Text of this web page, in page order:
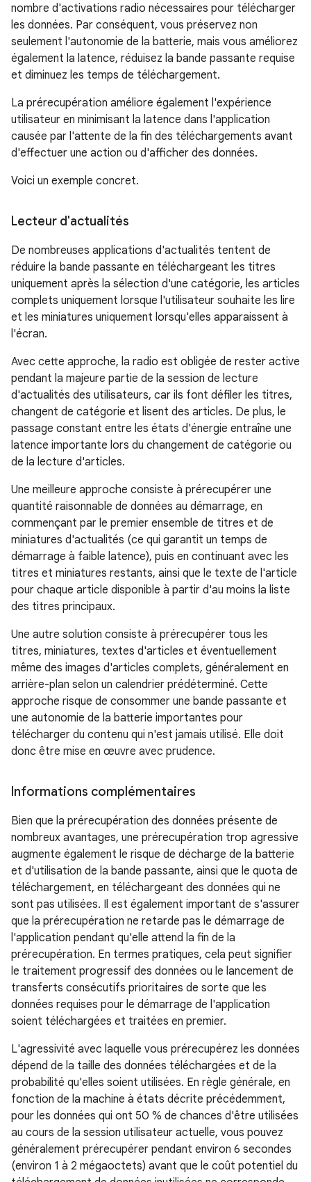
nombre d'activations radio nécessaires pour télécharger
les données. Par conséquent, vous préservez non
seulement l'autonomie de la batterie, mais vous améliorez
également la latence, réduisez la bande passante requise
et diminuez les temps de téléchargement.
La prérecupération améliore également l'expérience
utilisateur en minimisant la latence dans l'application
causée par l'attente de la fin des téléchargements avant
d'effectuer une action ou d'afficher des données.
Voici un exemple concret.
Lecteur d'actualités
De nombreuses applications d'actualités tentent de
réduire la bande passante en téléchargeant les titres
uniquement après la sélection d'une catégorie, les articles
complets uniquement lorsque l'utilisateur souhaite les lire
et les miniatures uniquement lorsqu'elles apparaissent à
l'écran.
Avec cette approche, la radio est obligée de rester active
pendant la majeure partie de la session de lecture
d'actualités des utilisateurs, car ils font défiler les titres,
changent de catégorie et lisent des articles. De plus, le
passage constant entre les états d'énergie entraîne une
latence importante lors du changement de catégorie ou
de la lecture d'articles.
Une meilleure approche consiste à prérecupérer une
quantité raisonnable de données au démarrage, en
commençant par le premier ensemble de titres et de
miniatures d'actualités (ce qui garantit un temps de
démarrage à faible latence), puis en continuant avec les
titres et miniatures restants, ainsi que le texte de l'article
pour chaque article disponible à partir d'au moins la liste
des titres principaux.
Une autre solution consiste à prérecupérer tous les
titres, miniatures, textes d'articles et éventuellement
même des images d'articles complets, généralement en
arrière-plan selon un calendrier prédéterminé. Cette
approche risque de consommer une bande passante et
une autonomie de la batterie importantes pour
télécharger du contenu qui n'est jamais utilisé. Elle doit
donc être mise en œuvre avec prudence.
Informations complémentaires
Bien que la prérecupération des données présente de
nombreux avantages, une prérecupération trop agressive
augmente également le risque de décharge de la batterie
et d'utilisation de la bande passante, ainsi que le quota de
téléchargement, en téléchargeant des données qui ne
sont pas utilisées. Il est également important de s'assurer
que la prérecupération ne retarde pas le démarrage de
l'application pendant qu'elle attend la fin de la
prérecupération. En termes pratiques, cela peut signifier
le traitement progressif des données ou le lancement de
transferts consécutifs prioritaires de sorte que les
données requises pour le démarrage de l'application
soient téléchargées et traitées en premier.
L'agressivité avec laquelle vous prérecupérez les données
dépend de la taille des données téléchargées et de la
probabilité qu'elles soient utilisées. En règle générale, en
fonction de la machine à états décrite précédemment,
pour les données qui ont 50 % de chances d'être utilisées
au cours de la session utilisateur actuelle, vous pouvez
généralement prérecupérer pendant environ 6 secondes
(environ 1 à 2 mégaoctets) avant que le coût potentiel du